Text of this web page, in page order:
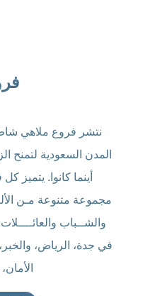
نتشر فروع ملاهي
المدن السعودية لتمنح
أينما كانوا.
مجموعة متنوعة مـن
والشــباب
في جدة، الرياض،